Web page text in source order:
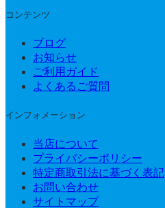
コンテンツ
ブログ
お知らせ
ご利用ガイド
よくあるご質問
インフォメーション
当店について
プライバシーポリシー
特定商取引法に基づく表記
お問い合わせ
サイトマップ